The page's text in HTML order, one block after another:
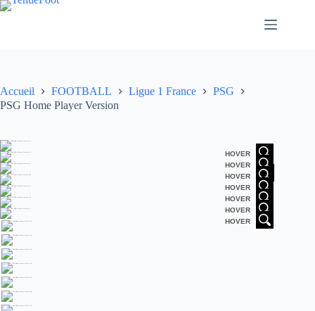
Passer
Accueil FOOTBALL Ligue 1 France
PSG
PSG Home Player Version
HOVER
HOVER
HOVER
HOVER
HOVER
HOVER
HOVER